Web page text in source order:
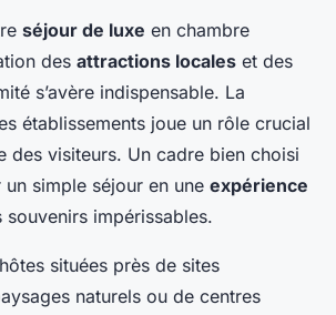
séjour de luxe en chambre
des attractions locales et des
s’avère indispensable. La
établissements joue un rôle crucial
des visiteurs. Un cadre bien choisi
simple séjour en une expérience
souvenirs impérissables.
situées près de sites
naturels ou de centres